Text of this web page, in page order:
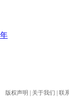
版权声明 | 关于我们 | 联